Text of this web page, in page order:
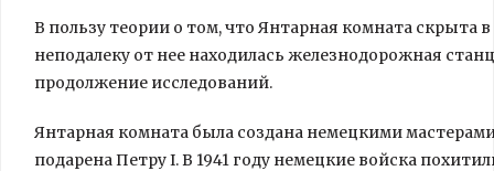
В пользу теории о том, что Янтарная комната скрыта
неподалеку от нее находилась железнодорожная
продолжение исследований.
Янтарная комната была создана немецкими
подарена Петру I. В 1941 году немецкие войска